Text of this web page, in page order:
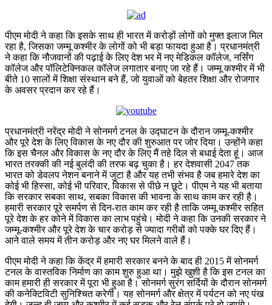
पीएम मोदी ने कहा कि इसके साथ ही भारत में करोड़ों लोगों को मुफ्त इलाज मिल
रहा है, जिसका जम्मू कश्मीर के लोगों को भी बड़ा फायदा हुआ है। प्रधानमंत्री
ने कहा कि नौजवानों की पढ़ाई के लिए देश भर में नए मेडिकल कॉलेज, नर्सिंग
कॉलेज और पॉलिटेक्निकल कॉलेज लगातार बनाए जा रहे हैं। जम्मू कश्मीर में भी
बीते 10 सालों में शिक्षा संस्थान बने हैं, जो युवाओं को बेहतर शिक्षा और रोजगार
के अवसर प्रदान कर रहे हैं।
प्रधानमंत्री नरेंद्र मोदी ने सोनमर्ग टनल के उद्घाटन के दौरान जम्मू-कश्मीर
और पूरे देश के लिए विकास के नए दौर की शुरुआत पर जोर दिया। उन्होंने कहा
कि इस चैनल और विकास के नए दौर के लिए मैं तहे दिल से बधाई देता हूं। आज
भारत तरक्की की नई बुलंदी की तरफ बढ़ चुका है। हर देशवासी 2047 तक
भारत को डेवलप नेशन बनाने में जुटा है और यह तभी संभव है जब हमारे देश का
कोई भी हिस्सा, कोई भी परिवार, विकास से पीछे न छूटे। पीएम ने यह भी बताया
कि सरकार सबका साथ, सबका विकास की भावना के साथ काम कर रही है।
हमारी सरकार पूरे समर्पण से दिन-रात काम कर रही है ताकि जम्मू कश्मीर सहित
पूरे देश के हर कोने में विकास का लाभ पहुंचे। मोदी ने कहा कि उनकी सरकार ने
जम्मू-कश्मीर और पूरे देश के चार करोड़ से ज्यादा गरीबों को पक्के घर दिए हैं।
आने वाले समय में तीन करोड़ और नए घर मिलने वाले हैं।
पीएम मोदी ने कहा कि केंद्र में हमारी सरकार बनने के बाद ही 2015 में सोनमर्ग
टनल के वास्तविक निर्माण का काम शुरु हुआ था। मुझे खुशी है कि इस टनल का
काम हमारी ही सरकार में पूरा भी हुआ है। सोनमर्ग सुरंग सर्दियों के दौरान सोनमर्ग
की कनेक्टिविटी सुनिश्चित करेगी। यह सोनमर्ग और क्षेत्र में पर्यटन को नए पंख